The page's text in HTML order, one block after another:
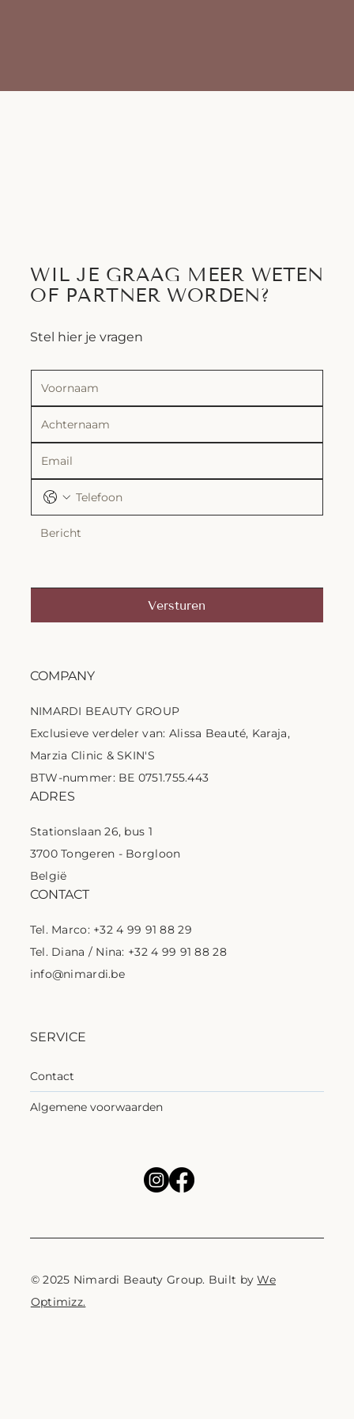
WIL JE GRAAG MEER WETEN
OF PARTNER WORDEN?
Stel hier je vragen
Versturen
© 2025 Nimardi Beauty Group. Built byWe
Optimizz.
SERVICE
Contact
Algemene voorwaarden
COMPANY
NIMARDI BEAUTY GROUP
Exclusieve verdeler van: Alissa Beauté, Karaja,
Marzia Clinic & SKIN'S
BTW-nummer: BE 0751.755.443
ADRES
Stationslaan 26, bus 1
3700 Tongeren - Borgloon
België
CONTACT
Tel. Marco: +32 4 99 91 88 29
Tel. Diana / Nina: +32 4 99 91 88 28
info@nimardi.be